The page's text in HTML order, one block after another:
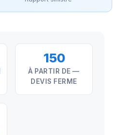
150
À PARTIR DE —
DEVIS FERME